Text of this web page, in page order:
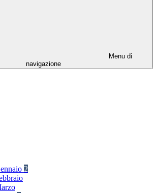
Menu di
navigazione
2